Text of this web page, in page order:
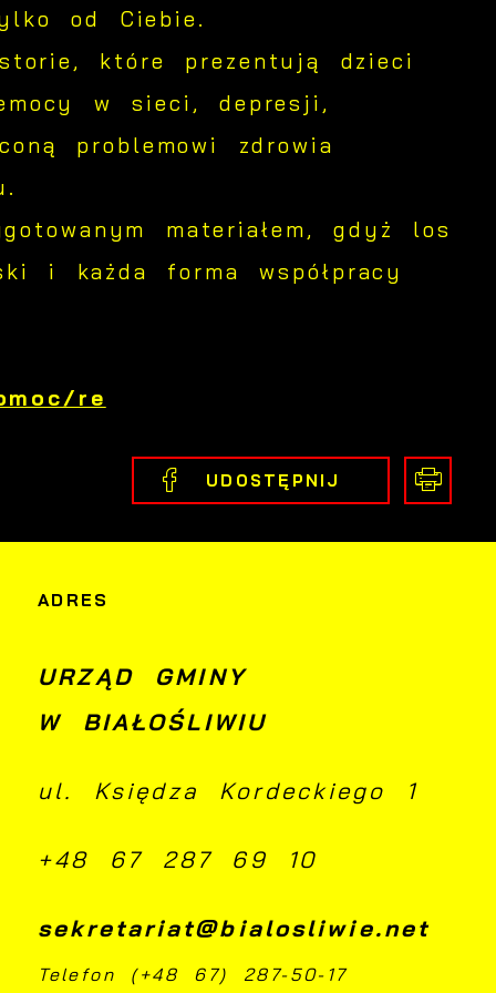
od Ciebie.
które prezentują dzieci
w sieci, depresji,
problemowi zdrowia
materiałem, gdyż los
i każda forma współpracy
re
UDOSTĘPNIJ
ADRES
URZĄD GMINY
W BIAŁOŚLIWIU
ul. Księdza Kordeckiego 1
+48 67 287 69 10
sekretariat@bialosliwie.net
Telefon (+48 67) 287-50-17